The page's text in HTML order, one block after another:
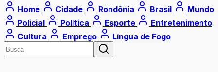
Home Cidade Rondônia Brasil
Mundo
Policial
Política Esporte
Entretenimento
Cultura
Emprego Língua de Fogo